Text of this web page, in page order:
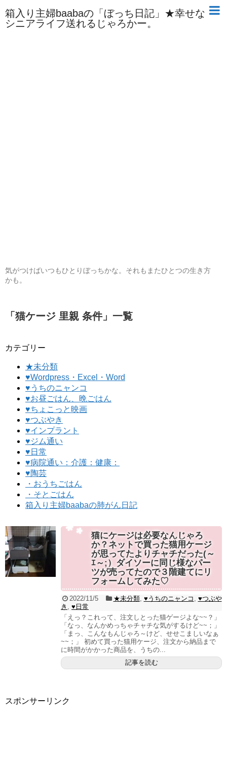
箱入り主婦baabaの「ぼっち日記」★幸せな
シニアライフ送れるじゃろかー。
気がつけばいつもひとりぼっちかな。それもまたひとつの生き方
かも。
「 猫ケージ 里親 条件」 一覧
カテゴリー
★未分類
♥Wordpress・Excel・Word
♥うちのニャンコ
♥お昼ごはん、晩ごはん
♥ちょこっと映画
♥つぶやき
♥インプラント
♥ジム通い
♥日常
♥病院通い：介護：健康：
♥陶芸
・おうちごはん
・そとごはん
箱入り主婦baabaの肺がん日記
猫にケージは必要なんじゃろ
か？ネットで買った猫用ケージ
が思ってたよりチャチだった(～
ｴ～;）ダイソーに同じ様なパー
ツが売ってたので３階建てにリ
フォームしてみた♡
2022/11/5 ★未分類, ♥うちのニャンコ , ♥つぶや
き , ♥日常
「えっ？これって、注文しとった猫ゲージよな~~？」
「なっ、なんかめっちゃチャチな気がするけど~~；」
「まっ、こんなもんじゃろ～けど、せせこましいなぁ
~~；」 初めて買った猫用ケージ、注文から納品まで
に時間がかかった商品を、うちの...
記事を読む
スポンサーリンク